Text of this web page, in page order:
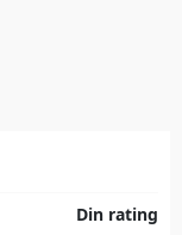
Din rating